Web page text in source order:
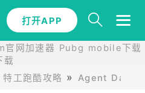
打开APP
官网加速器 Pubg mobile下载
载
特工跑酷攻略 Agent Dash